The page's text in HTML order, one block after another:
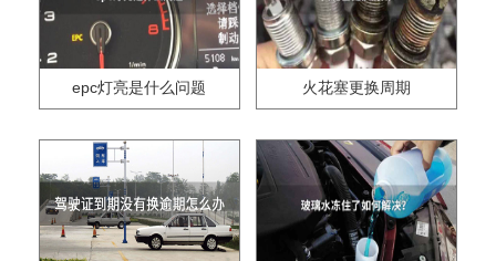
epc灯亮是什么问题 火花塞更换周期